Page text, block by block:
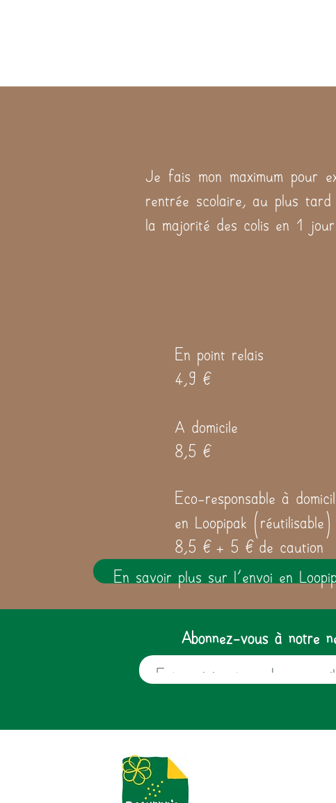
Je fais mon maximum pour
rentrée scolaire, au plus tard
la majorité des colis en 1 jour
En point relais
4,9 €
A domicile
8,5 €
Eco-responsable à
en Loopipak (réutilisable)
8,5 € + 5 € de caution
En savoir plus sur l'envoi en
Abonnez-vous à notre